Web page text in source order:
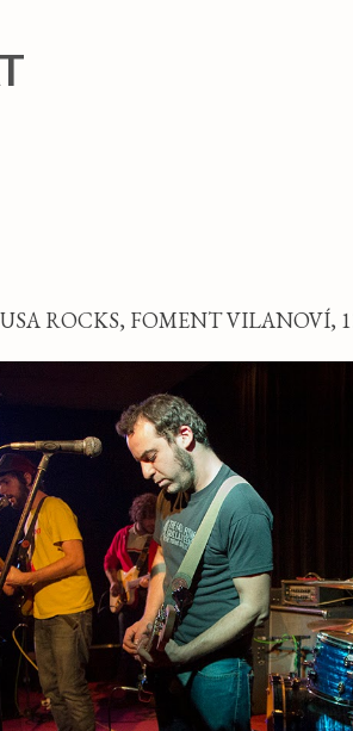
ROCKS, FOMENT VILANOVÍ,